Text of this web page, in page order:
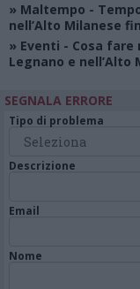
» Maltempo -
nell’Alto Milanese
» Eventi - Cosa fare
Legnano e nell’Alto
SEGNALA ERRORE
Tipo di problema
Descrizione
Email
Nome